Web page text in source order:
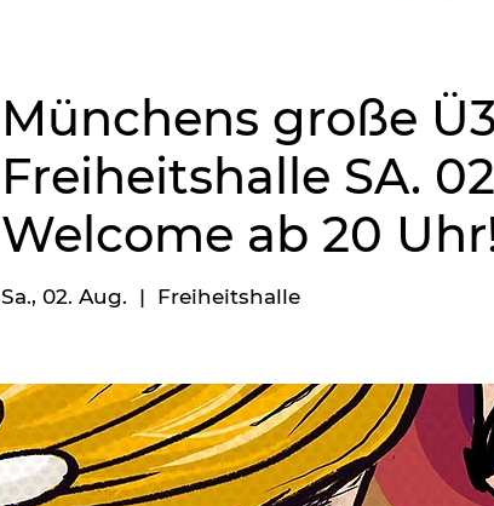
Münchens große
Freiheitshalle SA.
Welcome ab 20
Sa., 02. Aug.
  |
Freiheitshalle